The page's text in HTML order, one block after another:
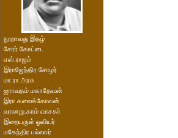
நூறாவது இதழ்
சேரர் கோட்டை
எஸ்.ராஜம்
இராஜேந்திர சோழர்
மா.ரா.அரசு
ஐராவதம் மகாதேவன்
இரா.கலைக்கோவன்
வரலாறு.காம் வாசகர்
இறையருள் ஓவியர்
மகேந்திர பல்லவர்